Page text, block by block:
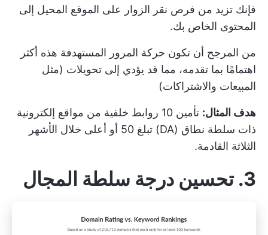
فإنك تزيد من فرص نقر الزوار على الموقع المحيل إلى
المحتوى الخاص بك.
من المرجح أن تكون حركة المرور المستهدفة هذه أكثر
اهتمامًا بما تقدمه، مما قد يؤدي إلى تحويلات (مثل
المبيعات والاشتراكات)
هدف المثال:
تأمين 10 روابط خلفية من مواقع إلكترونية
ذات سلطة نطاق (DA) تبلغ 50 أو أعلى خلال الأشهر
الثلاثة القادمة.
3. تحسين درجة سلطة المجال